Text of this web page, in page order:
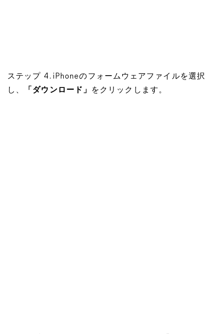
ステップ 4. iPhoneのフォームウェアファイルを選択
し、
「ダウンロード」 をクリックします。